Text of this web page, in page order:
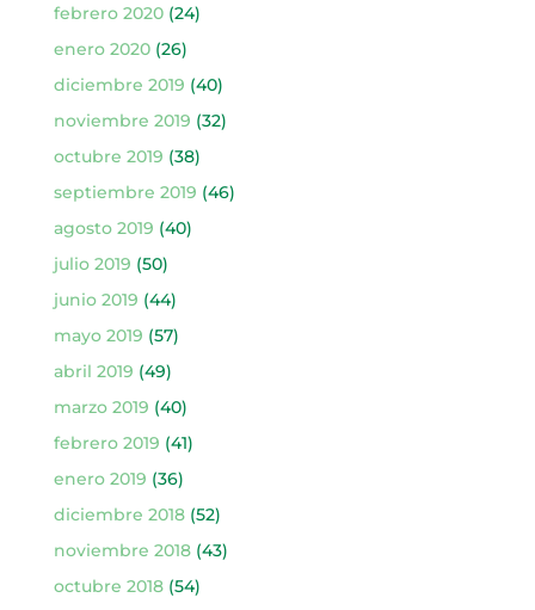
febrero 2020(24)
enero 2020(26)
diciembre 2019 (40)
noviembre 2019 (32)
octubre 2019 (38)
septiembre 2019 (46)
agosto 2019 (40)
julio 2019 (50)
junio 2019 (44)
mayo 2019 (57)
abril 2019 (49)
marzo 2019 (40)
febrero 2019 (41)
enero 2019 (36)
diciembre 2018(52)
noviembre 2018(43)
octubre 2018(54)